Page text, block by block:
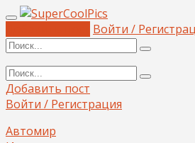
Войти /
Добавить пост
Войти / Регистрация
Автомир